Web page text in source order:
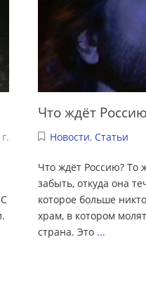
Что ждёт
Новости, Статьи
Что ждёт Россию? То
забыть, откуда она
которое больше
храм, в котором
страна. Это ...